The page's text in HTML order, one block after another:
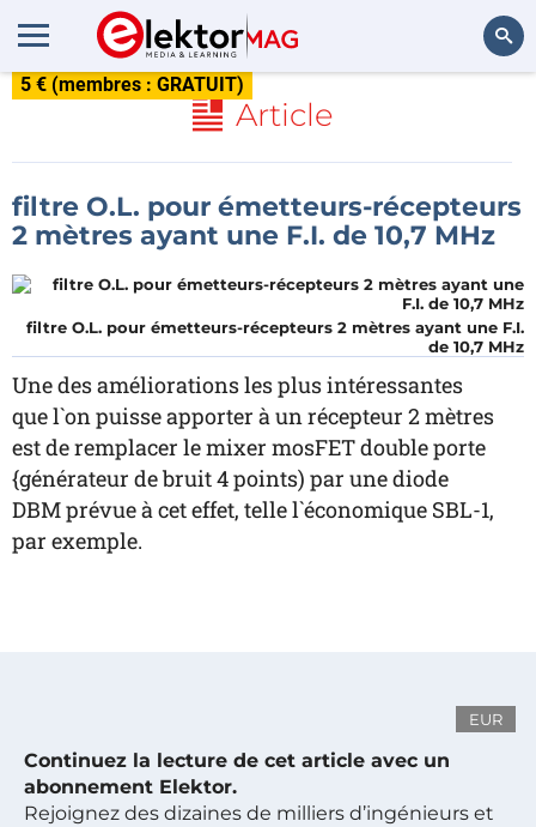
5 € (membres : GRATUIT)
Article
filtre O.L. pour émetteurs-récepteurs
2 mètres ayant une F.I. de 10,7 MHz
filtre O.L. pour émetteurs-récepteurs 2 mètres ayant une F.I.
de 10,7 MHz
Une des améliorations les plus intéressantes
que l`on puisse apporter à un récepteur 2 mètres
est de remplacer le mixer mosFET double porte
{générateur de bruit 4 points) par une diode
DBM prévue à cet effet, telle l`économique SBL-1,
par exemple.
EUR
Continuez la lecture de cet article avec un
abonnement Elektor.
Rejoignez des dizaines de milliers d’ingénieurs et